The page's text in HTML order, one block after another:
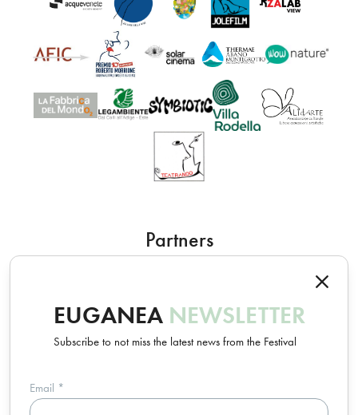
EUGANEA NEWSLETTER
Subscribe to not miss the latest news from the Festival
Email *
Partners